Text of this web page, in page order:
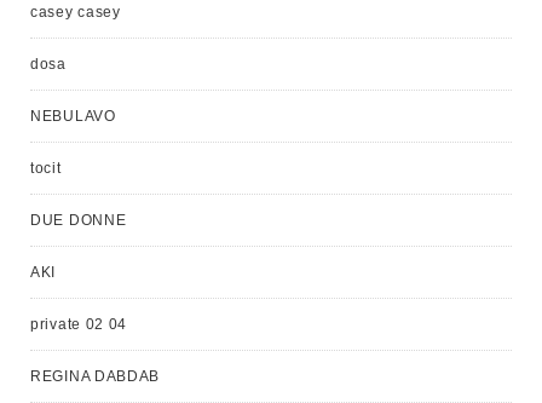
casey casey
dosa
NEBULAVO
tocit
DUE DONNE
AKI
private 02 04
REGINA DABDAB